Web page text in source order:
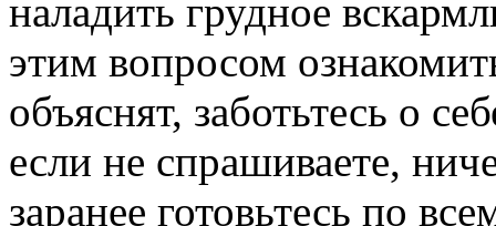
наладить грудное
этим вопросом
объяснят, заботьтесь о
если не спрашиваете,
заранее готовьтесь по